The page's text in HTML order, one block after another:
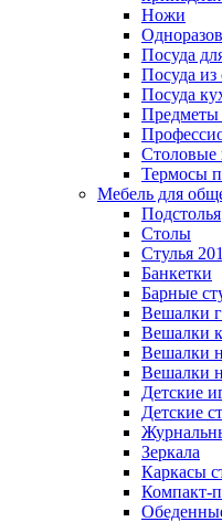
Ножи
Посуда
Посуда из
Посуда
Предметы
Столовые
Термосы
Мебель для
Подстолья
Столы
Стулья
Банкетки
Барные
Вешалки
Вешалки
Вешалки
Вешалки
Детские
Детские
Зеркала
Каркасы
Компакт-